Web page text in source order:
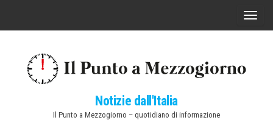
C
Notizie dall'Italia
Il Punto a Mezzogiorno – quotidiano di informazione